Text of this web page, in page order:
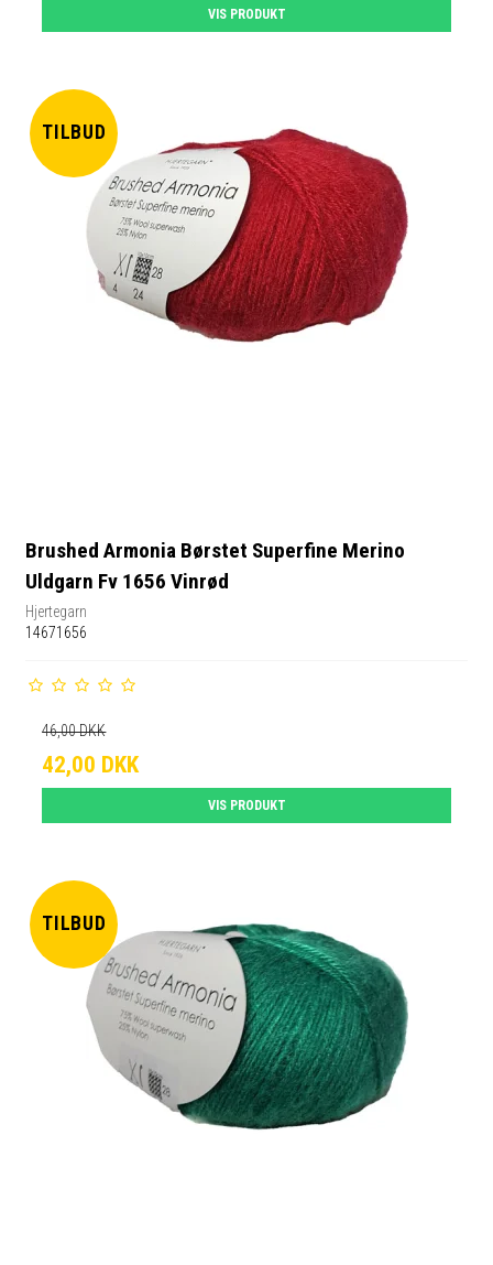
VIS PRODUKT
TILBUD
Brushed Armonia Børstet Superfine Merino
Uldgarn Fv 1656 Vinrød
Hjertegarn
14671656
46,00 DKK
42,00 DKK
VIS PRODUKT
TILBUD